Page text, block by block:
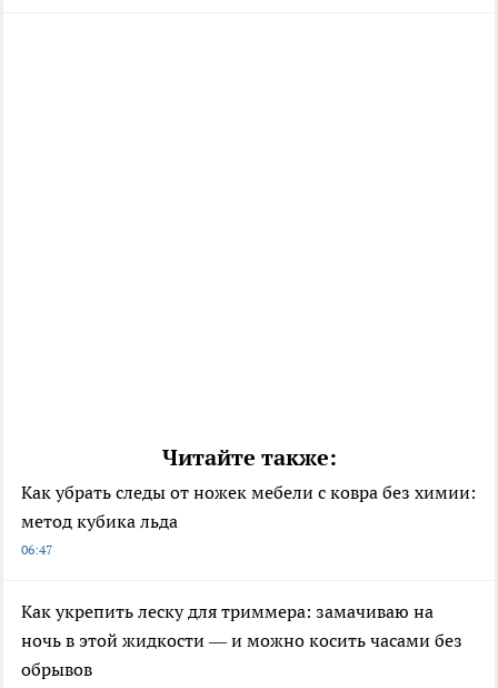
Читайте также:
Как убрать следы от ножек мебели с ковра без химии:
метод кубика льда
06:47
Как укрепить леску для триммера: замачиваю на
ночь в этой жидкости — и можно косить часами без
обрывов